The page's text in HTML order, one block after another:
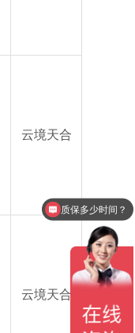
云境天合
云境天合
质保多少时间？